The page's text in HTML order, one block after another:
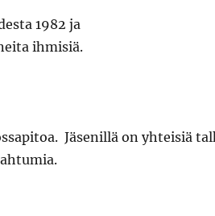
1982 ja
ihmisiä.
Jäsenillä on yhteisiä